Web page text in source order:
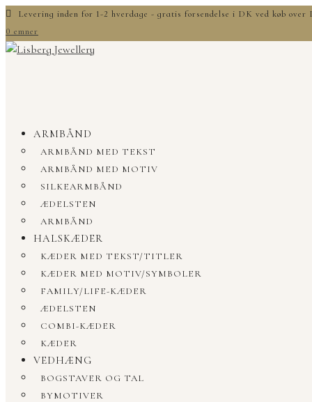
Levering inden for 1-2 hverdage - gratis forsendelse i DK ved køb
0 emner
ARMBÅND
ARMBÅND MED TEKST
ARMBÅND MED MOTIV
SILKEARMBÅND
ÆDELSTEN
ARMBÅND
HALSKÆDER
KÆDER MED TEKST/TITLER
KÆDER MED MOTIV/SYMBOLER
FAMILY/LIFE-KÆDER
ÆDELSTEN
COMBI-KÆDER
KÆDER
VEDHÆNG
BOGSTAVER OG TAL
BYMOTIVER